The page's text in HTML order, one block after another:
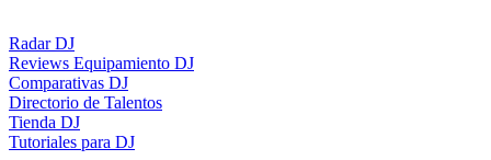
Radar DJ
Reviews Equipamiento DJ
Comparativas DJ
Directorio de Talentos
Tienda DJ
Tutoriales para DJ